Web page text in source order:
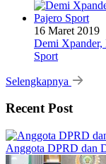
16 Maret 2019
Demi
Sport
Selengkapnya
Recent Post
Anggota DPRD dan